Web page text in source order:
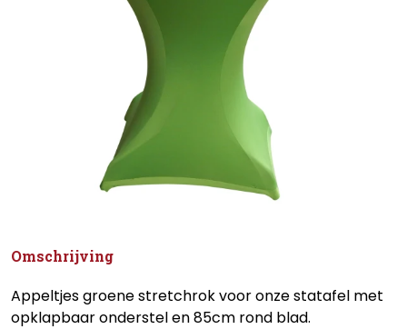
Omschrijving
Appeltjes groene stretchrok voor onze statafel met
opklapbaar onderstel en 85cm rond blad.